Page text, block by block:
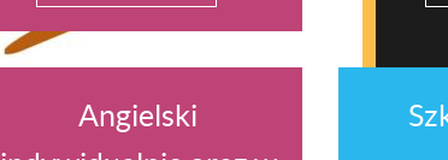
Angielski